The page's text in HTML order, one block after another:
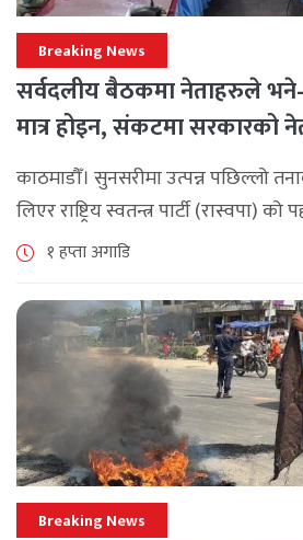
Breaking News
सर्वदलीय बैठकमा नेताहरुले
मात्र होइन, संकटमा सरकारको
काठमाडौँ। सुनसरीमा उत्पन्न पछिल्लो
लिएर राष्ट्रिय स्वतन्त्र पार्टी (रास्वपा)
सिंहदरबारमा सर्वदलीय बैठक जारी छ।
१ हप्ता अगाडि
Breaking News